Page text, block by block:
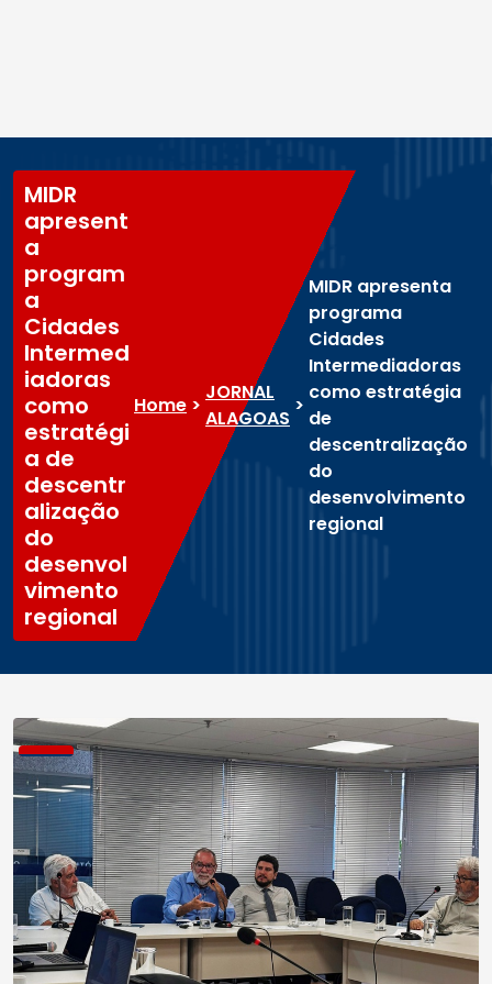
MIDR
apresent
a
program
a
Cidades
Intermed
iadoras
como
estratégi
a de
descentr
alização
do
desenvol
vimento
regional
Home >
JORNAL
ALAGOAS
>
MIDR apresenta
programa
Cidades
Intermediadoras
como estratégia
de
descentralização
do
desenvolvimento
regional